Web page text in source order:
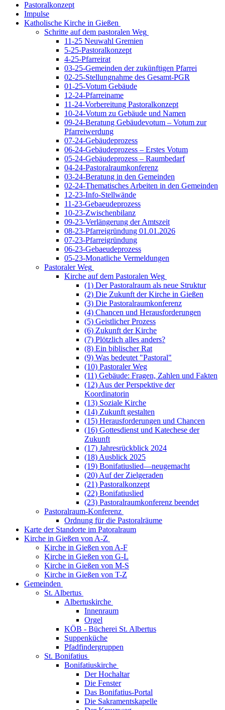
Pastoralkonzept
Impulse
Katholische Kirche in Gießen
Schritte auf dem pastoralen Weg
11-25 Neuwahl Gremien
5-25-Pastoralkonzept
4-25-Pfarreirat
03-25-Gemeinden der zukünftigen Pfarrei
02-25-Stellungnahme des Gesamt-PGR
01-25-Votum Gebäude
12-24-Pfarreiname
11-24-Vorbereitung Pastoralkonzept
10-24-Votum zu Gebäude und Namen
09-24-Beratung Gebäudevotum – Votum zur
Pfarreiwerdung
07-24-Gebäudeprozess
06-24-Gebäudeprozess – Erstes Votum
05-24-Gebäudeprozess – Raumbedarf
04-24-Pastoralraumkonferenz
03-24-Beratung in den Gemeinden
02-24-Thematisches Arbeiten in den Gemeinden
12-23-Info-Stellwände
11-23-Gebaeudeprozess
10-23-Zwischenbilanz
09-23-Verlängerung der Amtszeit
08-23-Pfarreigründung 01.01.2026
07-23-Pfarreigründung
06-23-Gebaeudeprozess
05-23-Monatliche Vermeldungen
Pastoraler Weg
Kirche auf dem Pastoralen Weg
(1) Der Pastoralraum als neue Struktur
(2) Die Zukunft der Kirche in Gießen
(3) Die Pastoralraumkonferenz
(4) Chancen und Herausforderungen
(5) Geistlicher Prozess
(6) Zukunft der Kirche
(7) Plötzlich alles anders?
(8) Ein biblischer Rat
(9) Was bedeutet "Pastoral"
(10) Pastoraler Weg
(11) Gebäude: Fragen, Zahlen und Fakten
(12) Aus der Perspektive der
Koordinatorin
(13) Soziale Kirche
(14) Zukunft gestalten
(15) Herausforderungen und Chancen
(16) Gottesdienst und Katechese der
Zukunft
(17) Jahresrückblick 2024
(18) Ausblick 2025
(19) Bonifatiuslied—neugemacht
(20) Auf der Zielgeraden
(21) Pastoralkonzept
(22) Bonifatiuslied
(23) Pastoralraumkonferenz beendet
Pastoralraum-Konferenz
Ordnung für die Pastoralräume
Karte der Standorte im Patoralraum
Kirche in Gießen von A-Z
Kirche in Gießen von A-F
Kirche in Gießen von G-L
Kirche in Gießen von M-S
Kirche in Gießen von T-Z
Gemeinden
St. Albertus
Albertuskirche
Innenraum
Orgel
KÖB - Bücherei St. Albertus
Suppenküche
Pfadfindergruppen
St. Bonifatius
Bonifatiuskirche
Der Hochaltar
Die Fenster
Das Bonifatius-Portal
Die Sakramentskapelle